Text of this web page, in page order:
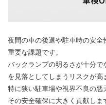
夜間の車の後退や駐車時の安
重要な課題です。
バックランプの明るさが十分で
を見落としてしまうリスクが高
特に狭い駐車場や視界不良の
その安全確保に大きく貢献しま